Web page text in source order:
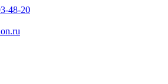
48-20